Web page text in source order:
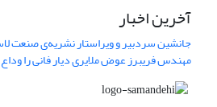
آخرین اخبار
جانشین سردبیر و ویراستار نشریه‌ی صنعت
مهندس فریبرز عوض ملایری دیار فانی را